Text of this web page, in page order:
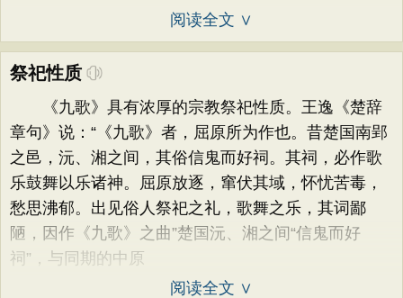
阅读全文 ∨
祭祀性质
《九歌》具有浓厚的宗教祭祀性质。王逸《楚辞
章句》说：“《九歌》者，屈原所为作也。昔楚国南郢
之邑，沅、湘之间，其俗信鬼而好祠。其祠，必作歌
乐鼓舞以乐诸神。屈原放逐，窜伏其域，怀忧苦毒，
愁思沸郁。出见俗人祭祀之礼，歌舞之乐，其词鄙
陋，因作《九歌》之曲”楚国沅、湘之间“信鬼而好
祠”，与同期的中原
阅读全文 ∨